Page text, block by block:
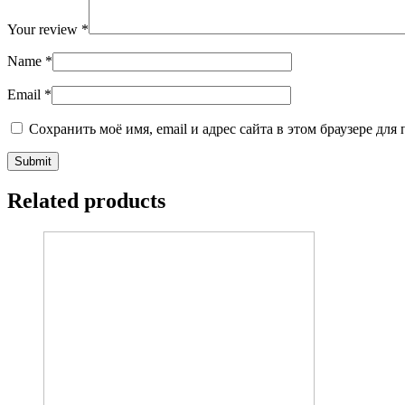
Your review *
Name *
Email *
Сохранить моё имя, email и адрес сайта в этом браузере
Related products